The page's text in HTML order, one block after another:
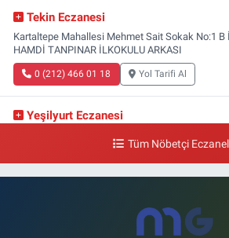
Tekin Eczanesi
Kartaltepe Mahallesi Mehmet Sait Sokak No:1 B
HAMDİ TANPINAR İLKOKULU ARKASI
0 (212) 466 01 18 Yol Tarifi Al
Yeşilyurt Eczanesi
Şenlikköy Mahallesi Eski Halkalı Caddesi 33
Tüm Nöbetçi